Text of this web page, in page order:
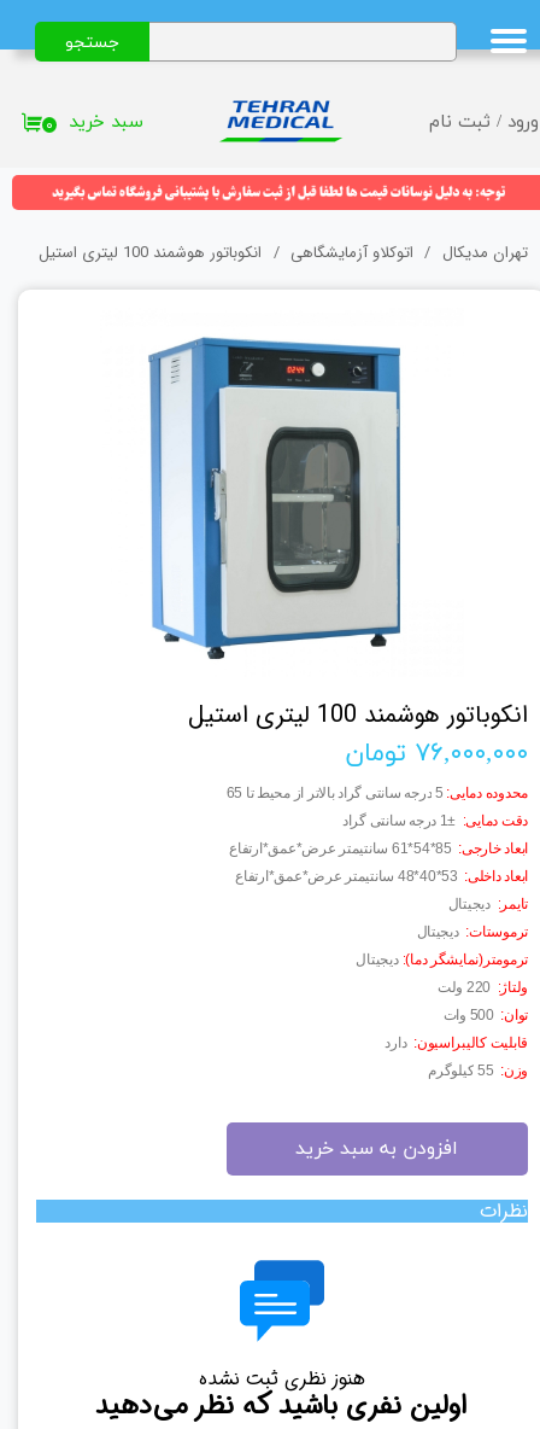
ورود / ثبت نام
حساب کاربری من
تغییر گذر واژه
خروج از حساب کاربری
جستجو
۰ سبد خرید
تهران مدیکال اتوکلاو آزمایشگاهی انکوباتور هوشمند 100 لیتری استیل
انکوباتور هوشمند 100 لیتری استیل
۷۶,۰۰۰,۰۰۰ تومان
محدوده دمایی:
5 درجه سانتی گراد بالاتر از محیط تا 65
دقت دمایی:
1±درجه سانتی گراد
ابعاد خارجی:
61*54*85 سانتیمتر عرض*عمق*ارتفاع
ابعاد داخلی:
48*40*53 سانتیمتر عرض*عمق*ارتفاع
تایمر : دیجیتال
ترموستات: دیجیتال
ترمومتر(نمایشگر دما): دیجیتال
ولتاژ :
220 ولت
توان:
500 وات
قابلیت کالیبراسیون: دارد
وزن:
55 کیلوگرم
افزودن به سبد خرید
نظرات
هنوز نظری ثبت نشده
اولین نفری باشید که نظر می‌دهید